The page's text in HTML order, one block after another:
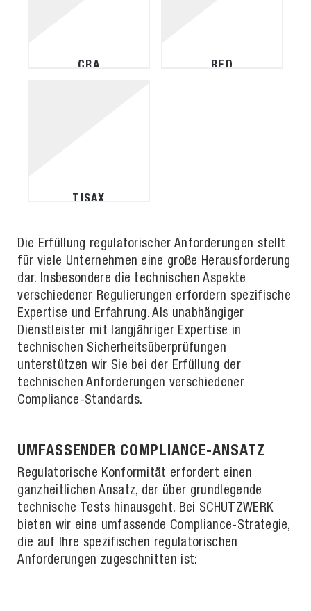
CRA RED
TISAX
Die Erfüllung regulatorischer Anforderungen stellt
für viele Unternehmen eine große Herausforderung
dar. Insbesondere die technischen Aspekte
verschiedener Regulierungen erfordern spezifische
Expertise und Erfahrung. Als unabhängiger
Dienstleister mit langjähriger Expertise in
technischen Sicherheitsüberprüfungen
unterstützen wir Sie bei der Erfüllung der
technischen Anforderungen verschiedener
Compliance-Standards.
UMFASSENDER COMPLIANCE-ANSATZ
Regulatorische Konformität erfordert einen
ganzheitlichen Ansatz, der über grundlegende
technische Tests hinausgeht. Bei SCHUTZWERK
bieten wir eine umfassende Compliance-Strategie,
die auf Ihre spezifischen regulatorischen
Anforderungen zugeschnitten ist: